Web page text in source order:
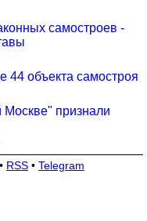
самостроев -
объекта самостроя
Москве" признали
• RSS • Telegram